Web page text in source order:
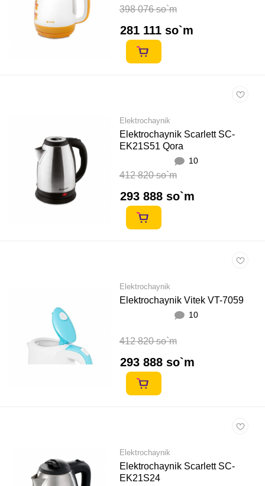
398 076 so`m
281 111 so`m
Elektrochaynik
Elektrochaynik Scarlett SC-
EK21S51 Qora
10
412 820 so`m
293 888 so`m
Elektrochaynik
Elektrochaynik Vitek VT-7059
10
412 820 so`m
293 888 so`m
Elektrochaynik
Elektrochaynik Scarlett SC-
EK21S24